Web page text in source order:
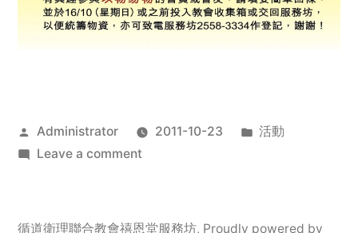
Posted
by
Administrator 2011-10-23
Posted
活動
Leave a commenton
服
循道衛理聯合教會禧恩堂服務坊, Proudly powered by